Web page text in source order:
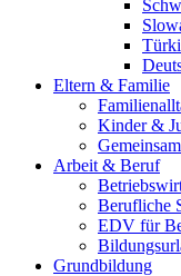
Eltern & Familie
Kinder &
Arbeit & Beruf
Berufliche
EDV für
Grundbildung